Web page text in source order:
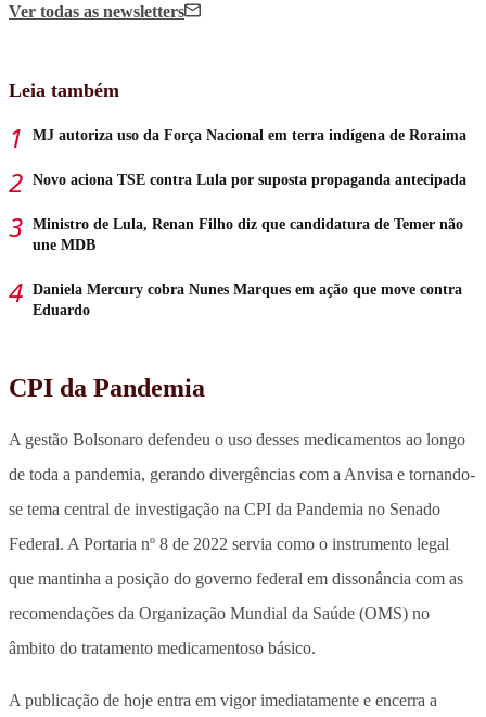
Ver todas as newsletters
Leia também
MJ autoriza uso da Força Nacional em terra indígena de Roraima
Novo aciona TSE contra Lula por suposta propaganda antecipada
Ministro de Lula, Renan Filho diz que candidatura de Temer não
une MDB
Daniela Mercury cobra Nunes Marques em ação que move contra
Eduardo
CPI da Pandemia
A gestão Bolsonaro defendeu o uso desses medicamentos ao longo
de toda a pandemia, gerando divergências com a Anvisa e tornando-
se tema central de investigação na CPI da Pandemia no Senado
Federal. A Portaria nº 8 de 2022 servia como o instrumento legal
que mantinha a posição do governo federal em dissonância com as
recomendações da Organização Mundial da Saúde (OMS) no
âmbito do tratamento medicamentoso básico.
A publicação de hoje entra em vigor imediatamente e encerra a